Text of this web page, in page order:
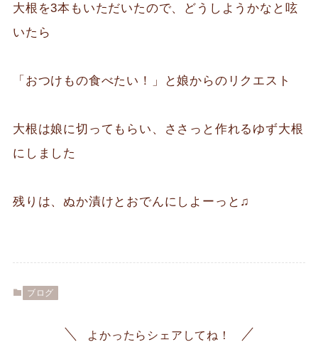
大根を3本もいただいたので、どうしようかなと呟
いたら
「おつけもの食べたい！」と娘からのリクエスト
大根は娘に切ってもらい、ささっと作れるゆず大根
にしました
残りは、ぬか漬けとおでんにしよーっと♫
ブログ
よかったらシェアしてね！